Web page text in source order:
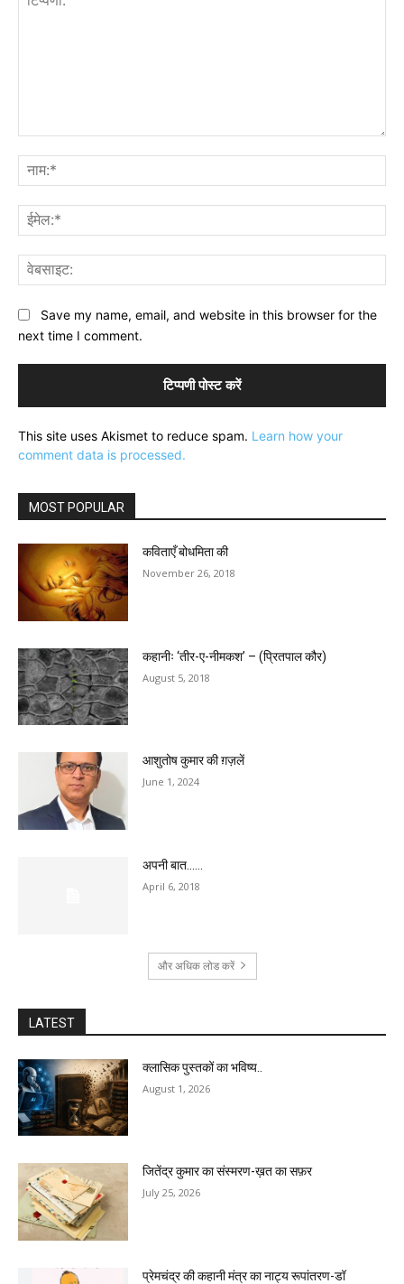
Save my name, email, and website in this browser for the
next time I comment.
This site uses Akismet to reduce spam. Learn how your
comment data is processed.
MOST POPULAR
कविताएँ बोधमिता की
November 26, 2018
कहानीः ‘तीर-ए-नीमकश’ – (प्रितपाल कौर)
August 5, 2018
आशुतोष कुमार की ग़ज़लें
June 1, 2024
अपनी बात……
April 6, 2018
और अधिक लोड करें
LATEST
क्लासिक पुस्तकों का भविष्य..
August 1, 2026
जितेंद्र कुमार का संस्मरण-ख़त का सफ़र
July 25, 2026
प्रेमचंद्र की कहानी मंत्र का नाट्य रूपांतरण-डॉ